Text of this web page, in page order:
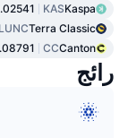
Kaspa
KAS
Terra Classic
LUNC
Canton
CC
رائج